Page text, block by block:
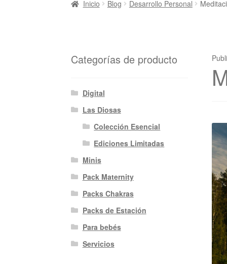
Inicio Blog Desarrollo Personal
Categorías de producto
Digital
Las Diosas
Colección Esencial
Ediciones Limitadas
Minis
Pack Maternity
Packs Chakras
Packs de Estación
Para bebés
Servicios